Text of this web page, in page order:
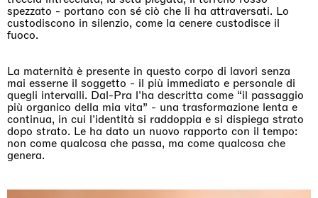
spezzato - portano con sé ciò che li ha attraversati. Lo
custodiscono in silenzio, come la cenere custodisce il
fuoco.
La maternità è presente in questo corpo di lavori senza
mai esserne il soggetto - il più immediato e personale di
quegli intervalli. Dal-Pra l'ha descritta come “il passaggio
più organico della mia vita” - una trasformazione lenta e
continua, in cui l'identità si raddoppia e si dispiega strato
dopo strato. Le ha dato un nuovo rapporto con il tempo:
non come qualcosa che passa, ma come qualcosa che
genera.